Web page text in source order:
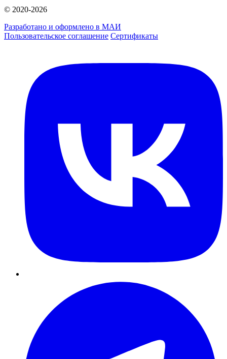
© 2020-2026
Разработано и оформлено в МАИ
Пользовательское соглашение Сертификаты